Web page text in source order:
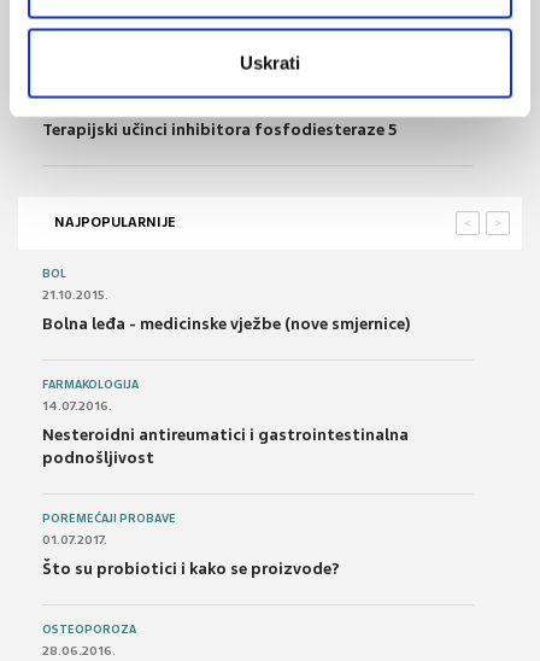
Uskrati
Erektilna disfunkcija kao posljedica endokrinoloških
28.04.2020.
Terapijski učinci inhibitora fosfodiesteraze 5
NAJPOPULARNIJE >
<
BOL
21.10.2015.
Bolna leđa - medicinske vježbe (nove smjernice)
FARMAKOLOGIJA
14.07.2016.
Nesteroidni antireumatici i gastrointestinalna
podnošljivost
POREMEĆAJI PROBAVE
01.07.2017.
Što su probiotici i kako se proizvode?
OSTEOPOROZA
28.06.2016.